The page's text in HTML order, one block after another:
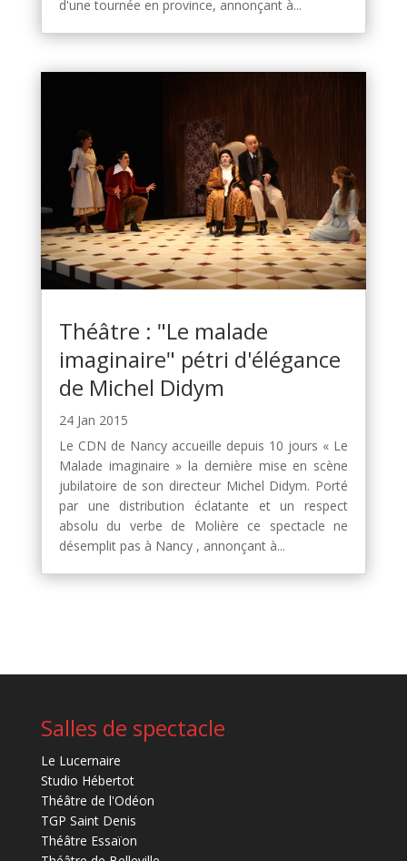
d'une tournée en province, annonçant à...
Théâtre : "Le malade
imaginaire" pétri d'élégance
de Michel Didym
24 Jan 2015
Le CDN de Nancy accueille depuis 10 jours « Le
Malade imaginaire » la dernière mise en scène
jubilatoire de son directeur Michel Didym. Porté
par une distribution éclatante et un respect
absolu du verbe de Molière ce spectacle ne
désemplit pas à Nancy , annonçant à...
Salles de spectacle
Le Lucernaire
Studio Hébertot
Théâtre de l'Odéon
TGP Saint Denis
Théâtre Essaïon